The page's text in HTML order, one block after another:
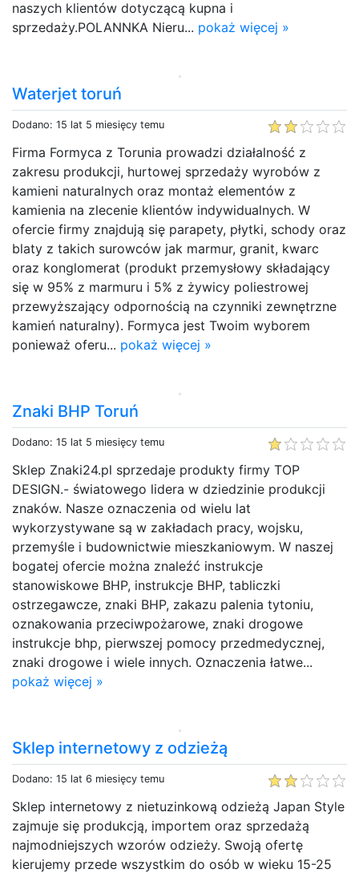
naszych klientów dotyczącą kupna i
sprzedaży.POLANNKA Nieru... pokaż więcej »
Waterjet toruń
Dodano: 15 lat 5 miesięcy temu
Firma Formyca z Torunia prowadzi działalność z
zakresu produkcji, hurtowej sprzedaży wyrobów z
kamieni naturalnych oraz montaż elementów z
kamienia na zlecenie klientów indywidualnych. W
ofercie firmy znajdują się parapety, płytki, schody oraz
blaty z takich surowców jak marmur, granit, kwarc
oraz konglomerat (produkt przemysłowy składający
się w 95% z marmuru i 5% z żywicy poliestrowej
przewyższający odpornością na czynniki zewnętrzne
kamień naturalny). Formyca jest Twoim wyborem
ponieważ oferu... pokaż więcej »
Znaki BHP Toruń
Dodano: 15 lat 5 miesięcy temu
Sklep Znaki24.pl sprzedaje produkty firmy TOP
DESIGN.- światowego lidera w dziedzinie produkcji
znaków. Nasze oznaczenia od wielu lat
wykorzystywane są w zakładach pracy, wojsku,
przemyśle i budownictwie mieszkaniowym. W naszej
bogatej ofercie można znaleźć instrukcje
stanowiskowe BHP, instrukcje BHP, tabliczki
ostrzegawcze, znaki BHP, zakazu palenia tytoniu,
oznakowania przeciwpożarowe, znaki drogowe
instrukcje bhp, pierwszej pomocy przedmedycznej,
znaki drogowe i wiele innych. Oznaczenia łatwe...
pokaż więcej »
Sklep internetowy z odzieżą
Dodano: 15 lat 6 miesięcy temu
Sklep internetowy z nietuzinkową odzieżą Japan Style
zajmuje się produkcją, importem oraz sprzedażą
najmodniejszych wzorów odzieży. Swoją ofertę
kierujemy przede wszystkim do osób w wieku 15-25